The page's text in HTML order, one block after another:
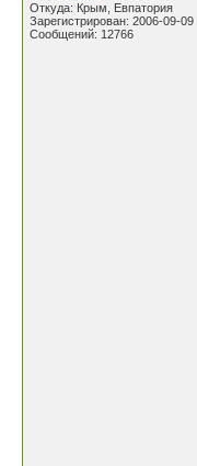
Откуда: Крым, Евпатория
Зарегистрирован: 2006-09-09
Сообщений: 12766